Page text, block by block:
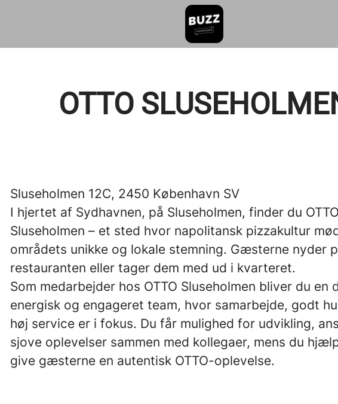
OTTO
Sluseholmen 12C, 2450 København SV
I hjertet af Sydhavnen, på Sluseholmen, finder du
Sluseholmen – et sted hvor napolitansk pizzakultur
områdets unikke og lokale stemning. Gæsterne nyder
restauranten eller tager dem med ud i kvarteret.
Som medarbejder hos OTTO Sluseholmen bliver du en
energisk og engageret team, hvor samarbejde, godt
høj service er i fokus. Du får mulighed for udvikling,
sjove oplevelser sammen med kollegaer, mens du
give gæsterne en autentisk OTTO-oplevelse.